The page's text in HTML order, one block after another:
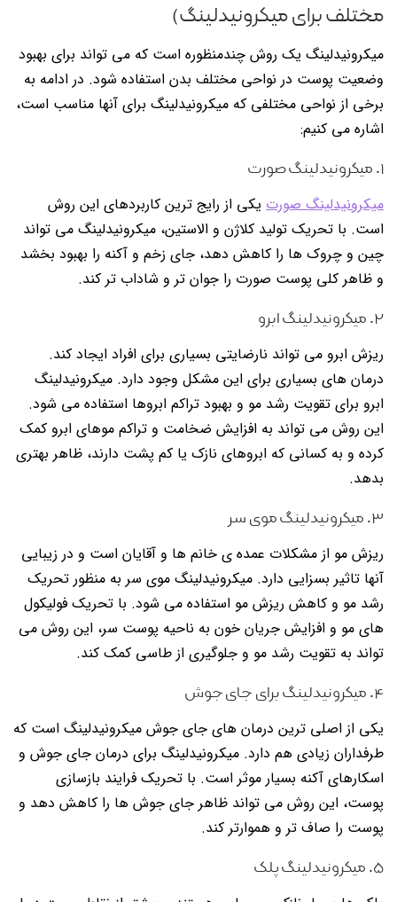
مختلف برای میکرونیدلینگ)
میکرونیدلینگ یک روش چندمنظوره است که می تواند برای بهبود
وضعیت پوست در نواحی مختلف بدن استفاده شود. در ادامه به
برخی از نواحی مختلفی که میکرونیدلینگ برای آنها مناسب است،
اشاره می کنیم:
۱. میکرونیدلینگ صورت
میکرونیدلینگ صورت یکی از رایج ترین کاربردهای این روش
است. با تحریک تولید کلاژن و الاستین، میکرونیدلینگ می تواند
چین و چروک ها را کاهش دهد، جای زخم و آکنه را بهبود بخشد
و ظاهر کلی پوست صورت را جوان تر و شاداب تر کند.
۲. میکرونیدلینگ ابرو
ریزش ابرو می تواند نارضایتی بسیاری برای افراد ایجاد کند.
درمان های بسیاری برای این مشکل وجود دارد. میکرونیدلینگ
ابرو برای تقویت رشد مو و بهبود تراکم ابروها استفاده می شود.
این روش می تواند به افزایش ضخامت و تراکم موهای ابرو کمک
کرده و به کسانی که ابروهای نازک یا کم پشت دارند، ظاهر بهتری
بدهد.
۳. میکرونیدلینگ موی سر
ریزش مو از مشکلات عمده ی خانم ها و آقایان است و در زیبایی
آنها تاثیر بسزایی دارد. میکرونیدلینگ موی سر به منظور تحریک
رشد مو و کاهش ریزش مو استفاده می شود. با تحریک فولیکول
های مو و افزایش جریان خون به ناحیه پوست سر، این روش می
تواند به تقویت رشد مو و جلوگیری از طاسی کمک کند.
۴. میکرونیدلینگ برای جای جوش
یکی از اصلی ترین درمان های جای جوش میکرونیدلینگ است که
طرفداران زیادی هم دارد. میکرونیدلینگ برای درمان جای جوش و
اسکارهای آکنه بسیار موثر است. با تحریک فرایند بازسازی
پوست، این روش می تواند ظاهر جای جوش ها را کاهش دهد و
پوست را صاف تر و هموارتر کند.
۵. میکرونیدلینگ پلک